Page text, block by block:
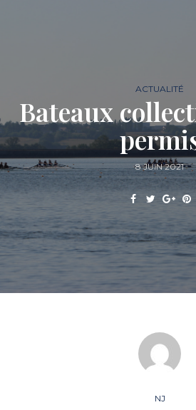
ACTUALITÉ
Bateaux
8 JUIN 2021
NJ